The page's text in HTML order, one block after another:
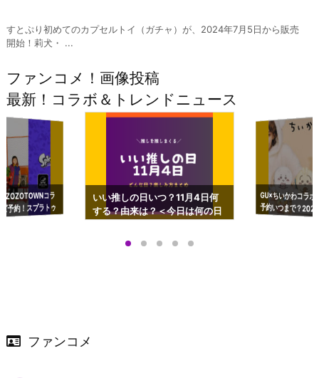
すとぷり初めてのカプセルトイ（ガチャ）が、2024年7月5日から販売
開始！莉犬・ ...
ファンコメ！画像投稿
最新！コラボ＆トレンドニュース
コラ
予約！スプラトゥ
ップも渋谷Hz
いい推しの日いつ？11月4日何
する？由来は？＜今日は何の日
GU×ちいかわコラ
予約いつまで？
ーチやショルダー
ファンコメ